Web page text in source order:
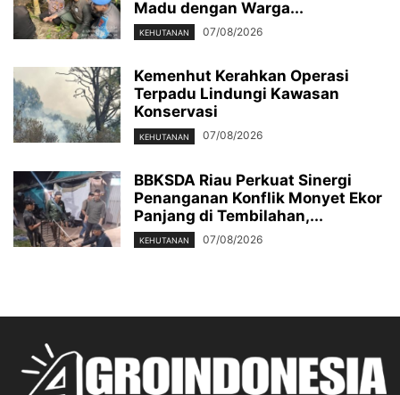
Madu dengan Warga...
KEHUTANAN 07/08/2026
Kemenhut Kerahkan Operasi
Terpadu Lindungi Kawasan
Konservasi
KEHUTANAN 07/08/2026
BBKSDA Riau Perkuat Sinergi
Penanganan Konflik Monyet Ekor
Panjang di Tembilahan,...
KEHUTANAN 07/08/2026